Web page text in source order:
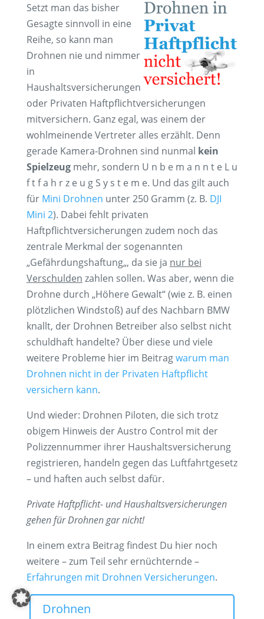
Setzt man das bisher
Gesagte sinnvoll in eine
Reihe, so kann man
Drohnen nie und nimmer
in
Haushaltsversicherungen
oder Privaten Haftpflichtversicherungen
mitversichern. Ganz egal, was einem der
wohlmeinende Vertreter alles erzählt. Denn
gerade Kamera-Drohnen sind nunmal kein
Spielzeugmehr, sondern U n b e m a n n t e L u
f t f a h r z e u g S y s t e m e. Und das gilt auch
für Mini Drohnen unter 250 Gramm (z. B. DJI
Mini 2). Dabei fehlt privaten
Haftpflichtversicherungen zudem noch das
zentrale Merkmal der sogenannten
„Gefährdungshaftung„, da sie ja nur bei
Verschulden zahlen sollen. Was aber, wenn die
Drohne durch „Höhere Gewalt“ (wie z. B. einen
plötzlichen Windstoß) auf des Nachbarn BMW
knallt, der Drohnen Betreiber also selbst nicht
schuldhaft handelte? Über diese und viele
weitere Probleme hier im Beitragwarum man
Drohnen nicht in der Privaten Haftpflicht
versichern kann.
Und wieder: Drohnen Piloten, die sich trotz
obigem Hinweis der Austro Control mit der
Polizzennummer ihrer Haushaltsversicherung
registrieren, handeln gegen das Luftfahrtgesetz
– und haften auch selbst dafür.
Private Haftpflicht- und Haushaltsversicherungen
gehen für Drohnen gar nicht!
In einem extra Beitrag findest Du hier noch
weitere – zum Teil sehr ernüchternde –
Erfahrungen mit Drohnen Versicherungen.
Drohnen